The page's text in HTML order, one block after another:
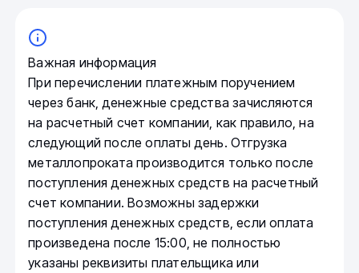
Важная информация
При перечислении платежным поручением
через банк, денежные средства зачисляются
на расчетный счет компании, как правило, на
следующий после оплаты день. Отгрузка
металлопроката производится только после
поступления денежных средств на расчетный
счет компании. Возможны задержки
поступления денежных средств, если оплата
произведена после 15:00, не полностью
указаны реквизиты плательщика или